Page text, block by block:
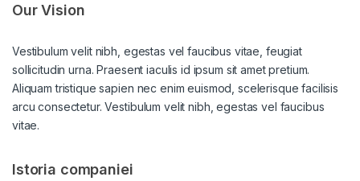
Our Vision
Vestibulum velit nibh, egestas vel faucibus vitae, feugiat
sollicitudin urna. Praesent iaculis id ipsum sit amet pretium.
Aliquam tristique sapien nec enim euismod, scelerisque facilisis
arcu consectetur. Vestibulum velit nibh, egestas vel faucibus
vitae.
Istoria companiei